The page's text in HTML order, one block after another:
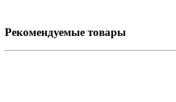
Рекомендуемые товары